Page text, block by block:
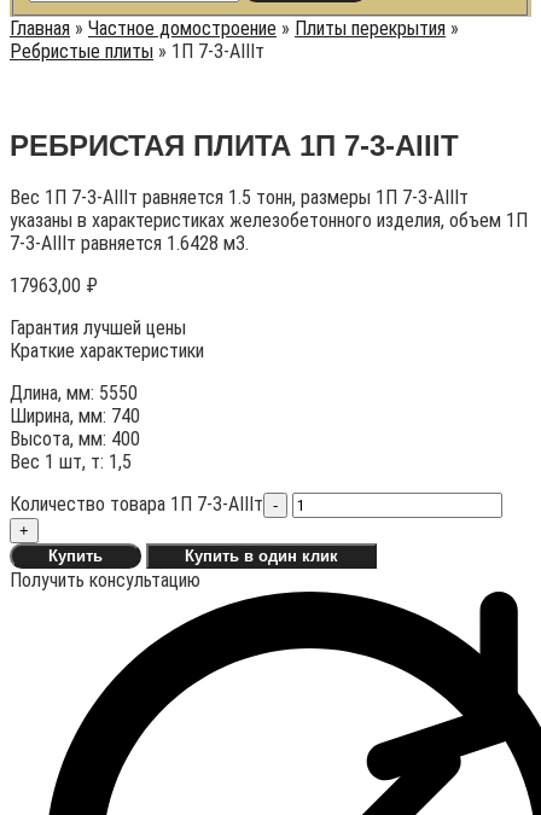
Главная » Частное домостроение » Плиты перекрытия »
Ребристые плиты » 1П 7-3-АIIIт
РЕБРИСТАЯ ПЛИТА 1П 7-3-АIIIТ
Вес 1П 7-3-АIIIт равняется 1.5 тонн, размеры 1П 7-3-АIIIт
указаны в характеристиках железобетонного изделия, объем 1П
7-3-АIIIт равняется 1.6428 м3.
17963,00 ₽
Гарантия лучшей цены
Краткие характеристики
Длина, мм: 5550
Ширина, мм: 740
Высота, мм: 400
Вес 1 шт, т: 1,5
Количество товара 1П 7-3-АIIIт -
+
Купить
Купить в один клик
Получить консультацию